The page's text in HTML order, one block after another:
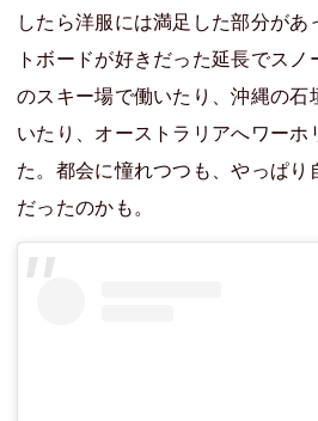
したら洋服には満足した部分が
トボードが好きだった延長でス
のスキー場で働いたり、沖縄の石
いたり、オーストラリアへワーホ
た。都会に憧れつつも、やっぱり
だったのかも。